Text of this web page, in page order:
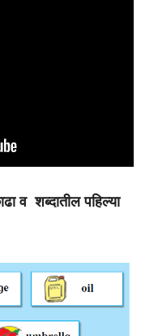
व शब्दातील पहिल्या